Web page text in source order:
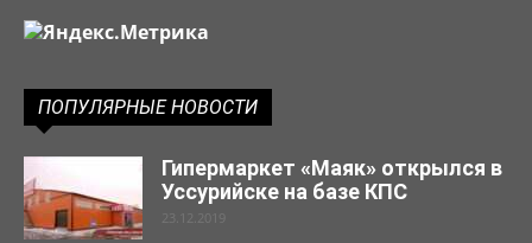
ПОПУЛЯРНЫЕ НОВОСТИ
Гипермаркет «Маяк» открылся в
Уссурийске на базе КПС
23.12.2019